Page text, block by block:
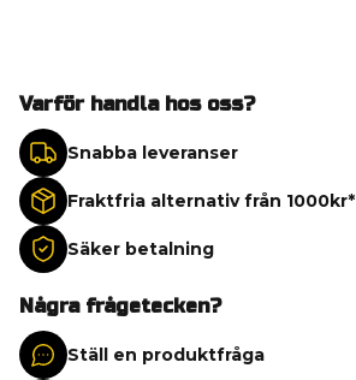
Varför handla hos oss?
Snabba leveranser
Fraktfria alternativ från 1000kr*
Säker betalning
Några frågetecken?
Ställ en produktfråga